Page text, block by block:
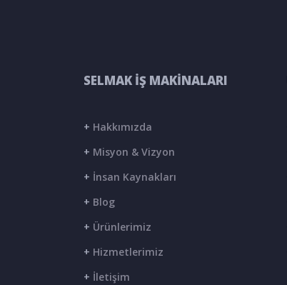
SELMAK İŞ MAKİNALARI
+ Hakkımızda
+ Misyon & Vizyon
+ İnsan Kaynakları
+ Blog
+ Ürünlerimiz
+ Hizmetlerimiz
+ İletişim